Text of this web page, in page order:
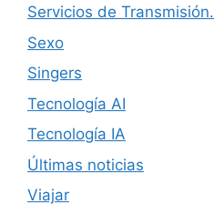
Servicios de Transmisión.
Sexo
Singers
Tecnología AI
Tecnología IA
Últimas noticias
Viajar